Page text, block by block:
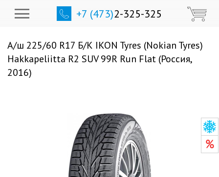
+7 (473)2-325-325
А/ш 225/60 R17 Б/К IKON Tyres (Nokian Tyres)
Hakkapeliitta R2 SUV 99R Run Flat (Россия,
2016)